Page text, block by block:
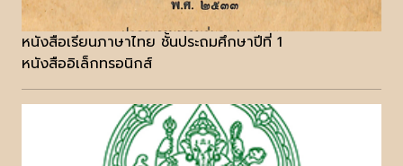
หนังสือเรียนภาษาไทย ชั้นประถมศึกษาปีที่ 1
หนังสืออิเล็กทรอนิกส์